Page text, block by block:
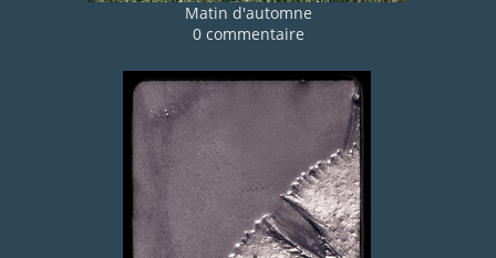
Matin d'automne
0 commentaire